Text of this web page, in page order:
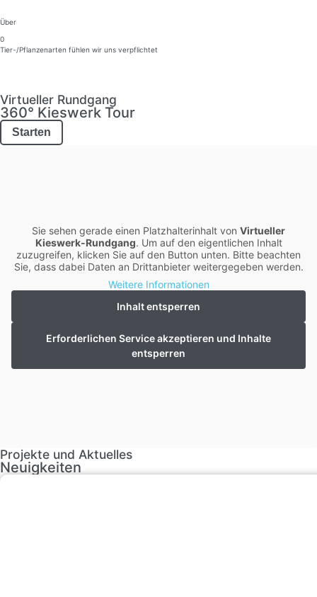
Über
0
Tier-/Pflanzen­arten fühlen wir uns verpflichtet
Virtueller Rundgang
360° Kieswerk Tour
Starten
Sie sehen gerade einen Platzhalterinhalt von Virtueller
Kieswerk-Rundgang. Um auf den eigentlichen Inhalt
zuzugreifen, klicken Sie auf den Button unten. Bitte beachten
Sie, dass dabei Daten an Drittanbieter weitergegeben werden.
Weitere Informationen
Inhalt entsperren
Erforderlichen Service akzeptieren und Inhalte
entsperren
Projekte und Aktuelles
Neuigkeiten